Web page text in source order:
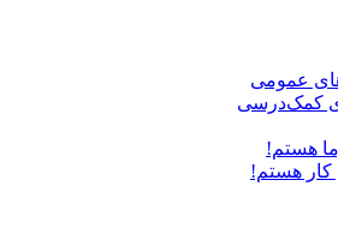
عمومی
کمک‌درسی
هستم!
کار هستم!